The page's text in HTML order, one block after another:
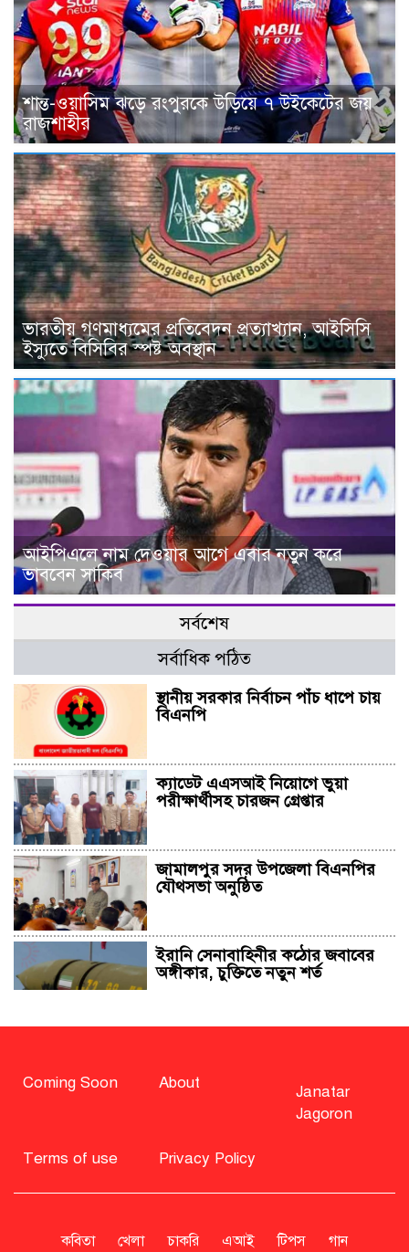
শান্ত-ওয়াসিম ঝড়ে রংপুরকে উড়িয়ে ৭ উইকেটের জয়
রাজশাহীর
ভারতীয় গণমাধ্যমের প্রতিবেদন প্রত্যাখ্যান, আইসিসি
ইস্যুতে বিসিবির স্পষ্ট অবস্থান
আইপিএলে নাম দেওয়ার আগে এবার নতুন করে
ভাববেন সাকিব
সর্বশেষ
সর্বাধিক পঠিত
স্থানীয় সরকার নির্বাচন পাঁচ ধাপে চায়
বিএনপি
ক্যাডেট এএসআই নিয়োগে ভুয়া
পরীক্ষার্থীসহ চারজন গ্রেপ্তার
জামালপুর সদর উপজেলা বিএনপির
যৌথসভা অনুষ্ঠিত
ইরানি সেনাবাহিনীর কঠোর জবাবের
অঙ্গীকার, চুক্তিতে নতুন শর্ত
বিএনপি নিয়ে জামায়াতের মন্তব্যে
এনসিপি
Coming Soon About
Janatar
Jagoron
Terms of use Privacy Policy
কবিতা খেলা চাকরি এআই টিপস গান